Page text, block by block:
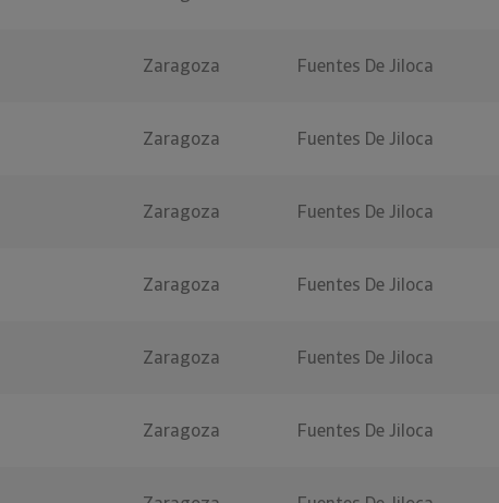
Zaragoza Fuentes De Jiloca
Zaragoza Fuentes De Jiloca
Zaragoza Fuentes De Jiloca
Zaragoza Fuentes De Jiloca
Zaragoza Fuentes De Jiloca
Zaragoza Fuentes De Jiloca